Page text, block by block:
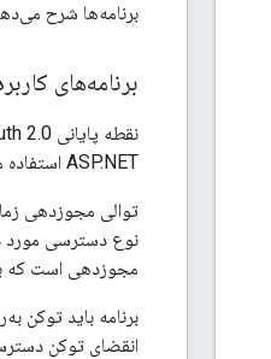
برنامه‌ها شرح
برنامه‌های
ASP.NET استفاده می‌کنند، پشتیبانی می‌کند.
نوع دسترسی مورد
مجوزدهی است که
انقضای توکن